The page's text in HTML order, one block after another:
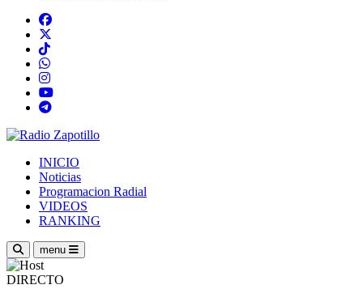
INICIO
Noticias
Programacion Radial
VIDEOS
RANKING
menu
DIRECTO